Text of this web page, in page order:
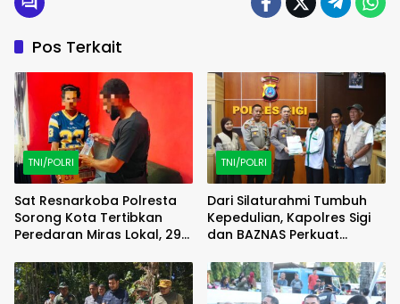
Pos Terkait
TNI/POLRI
Sat Resnarkoba Polresta
Sorong Kota Tertibkan
Peredaran Miras Lokal, 29
TNI/POLRI
Dari Silaturahmi Tumbuh
Kepedulian, Kapolres Sigi
dan BAZNAS Perkuat